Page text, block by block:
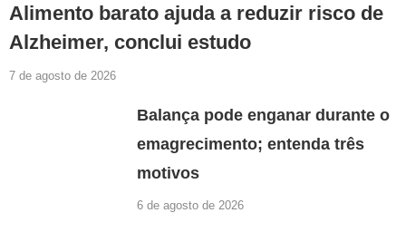
Alimento barato ajuda a reduzir risco de
Alzheimer, conclui estudo
7 de agosto de 2026
Balança pode enganar durante o
emagrecimento; entenda três
motivos
6 de agosto de 2026